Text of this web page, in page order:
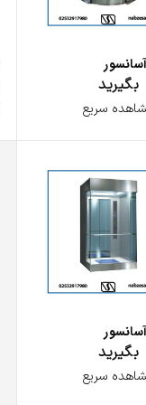
سریع
سریع
پایا اچ